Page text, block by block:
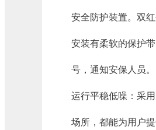
安全防护装置。双
安装有柔软的保护
号，通知安保人员。​
运行平稳低噪：采
场所，都能为用户